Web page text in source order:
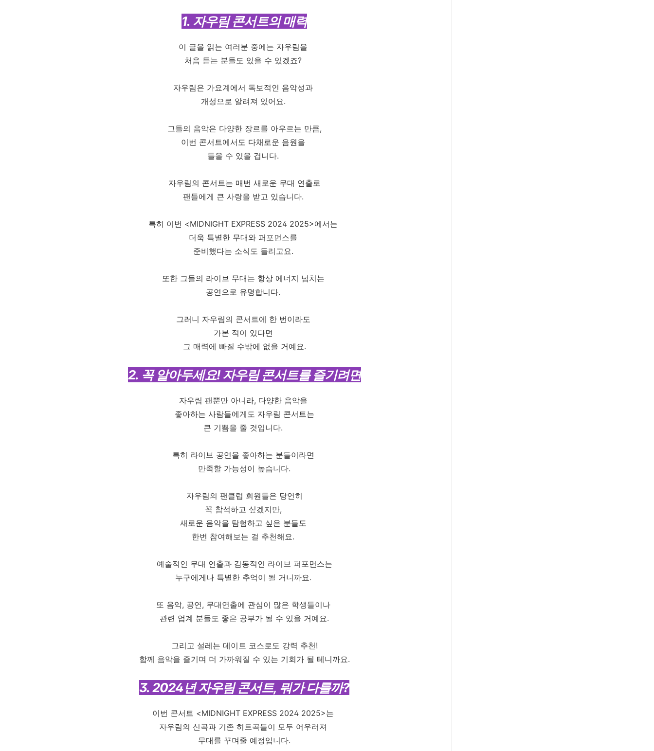
1. 자우림 콘서트의 매력
이 글을 읽는 여러분 중에는 자우림을
처음 듣는 분들도 있을 수 있겠죠?
자우림은 가요계에서 독보적인 음악성과
개성으로 알려져 있어요.
그들의 음악은 다양한 장르를 아우르는 만큼,
이번 콘서트에서도 다채로운 음원을
들을 수 있을 겁니다.
자우림의 콘서트는 매번 새로운 무대 연출로
팬들에게 큰 사랑을 받고 있습니다.
특히 이번 <MIDNIGHT EXPRESS 2024 2025>에서는
더욱 특별한 무대와 퍼포먼스를
준비했다는 소식도 들리고요.
또한 그들의 라이브 무대는 항상 에너지 넘치는
공연으로 유명합니다.
그러니 자우림의 콘서트에 한 번이라도
가본 적이 있다면
그 매력에 빠질 수밖에 없을 거예요.
2. 꼭 알아두세요! 자우림 콘서트를 즐기려면
자우림 팬뿐만 아니라, 다양한 음악을
좋아하는 사람들에게도 자우림 콘서트는
큰 기쁨을 줄 것입니다.
특히 라이브 공연을 좋아하는 분들이라면
만족할 가능성이 높습니다.
자우림의 팬클럽 회원들은 당연히
꼭 참석하고 싶겠지만,
새로운 음악을 탐험하고 싶은 분들도
한번 참여해보는 걸 추천해요.
예술적인 무대 연출과 감동적인 라이브 퍼포먼스는
누구에게나 특별한 추억이 될 거니까요.
또 음악, 공연, 무대연출에 관심이 많은 학생들이나
관련 업계 분들도 좋은 공부가 될 수 있을 거예요.
그리고 설레는 데이트 코스로도 강력 추천!
함께 음악을 즐기며 더 가까워질 수 있는 기회가 될 테니까요.
3. 2024년 자우림 콘서트, 뭐가 다를까?
이번 콘서트 <MIDNIGHT EXPRESS 2024 2025>는
자우림의 신곡과 기존 히트곡들이 모두 어우러져
무대를 꾸며줄 예정입니다.